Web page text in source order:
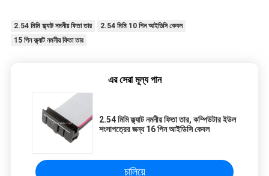
2.54 মিমি ফ্ল্যাট নমনীয় ফিতা তার
2.54 মিমি 10 পিন আইডিসি কেবল
15 পিন ফ্ল্যাট নমনীয় ফিতা তার
এর সেরা মূল্য পান
2.54 মিমি ফ্ল্যাট নমনীয় ফিতা তার, কম্পিউটার ইউল
শংসাপত্রের জন্য 16 পিন আইডিসি কেবল
চালিয়ে